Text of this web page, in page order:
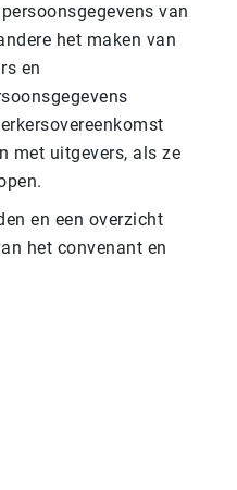
van
het maken van
en
met uitgevers, als ze
en een overzicht
het convenant en